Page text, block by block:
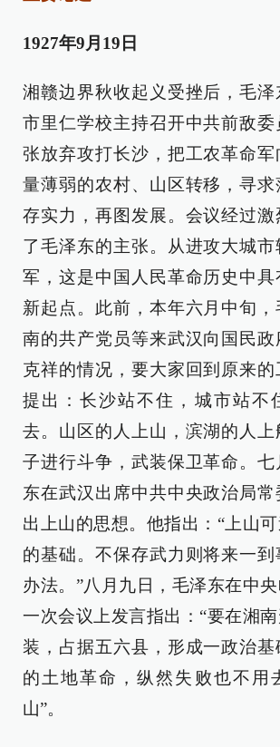
1927年9月19日
湘赣边界秋收起义受挫后，毛
市里仁学校主持召开中共前敌
张放弃攻打长沙，把工农革命军
量薄弱的农村、山区转移，寻
存实力，再图发展。会议经过
了毛泽东的主张。从进攻大城
军，这是中国人民革命历史中
新起点。此前，本年六月中旬，
南的共产党员等来武汉向国民
克祥的情况，要大家回到原来
提出：长沙站不住，城市站不
去。山区的人上山，滨湖的人
子进行斗争，武装保卫革命。
东在武汉出席中共中央政治局
出上山的思想。他指出：“上山
的基础。不保存武力则将来一
办法。”八月九日，毛泽东在中
一次会议上发言指出：“要在湘
装，占据五六县，形成一政治
的土地革命，纵然失败也不用
山”。